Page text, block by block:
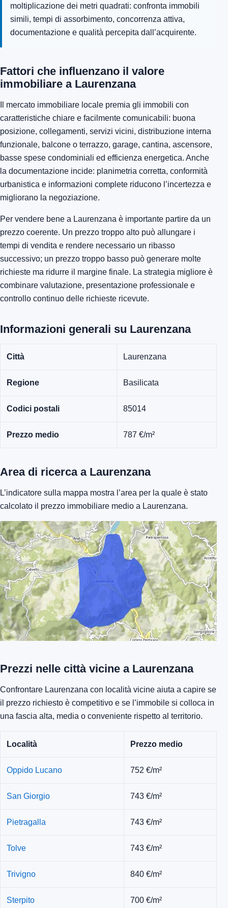
moltiplicazione dei metri quadrati: confronta immobili
simili, tempi di assorbimento, concorrenza attiva,
documentazione e qualità percepita dall’acquirente.
Fattori che influenzano il valore
immobiliare a Laurenzana
Il mercato immobiliare locale premia gli immobili con
caratteristiche chiare e facilmente comunicabili: buona
posizione, collegamenti, servizi vicini, distribuzione interna
funzionale, balcone o terrazzo, garage, cantina, ascensore,
basse spese condominiali ed efficienza energetica. Anche
la documentazione incide: planimetria corretta, conformità
urbanistica e informazioni complete riducono l’incertezza e
migliorano la negoziazione.
Per vendere bene a Laurenzana è importante partire da un
prezzo coerente. Un prezzo troppo alto può allungare i
tempi di vendita e rendere necessario un ribasso
successivo; un prezzo troppo basso può generare molte
richieste ma ridurre il margine finale. La strategia migliore è
combinare valutazione, presentazione professionale e
controllo continuo delle richieste ricevute.
Informazioni generali su Laurenzana
Città Laurenzana
Regione Basilicata
Codici postali 85014
Prezzo medio 787 €/m²
Area di ricerca a Laurenzana
L’indicatore sulla mappa mostra l’area per la quale è stato
calcolato il prezzo immobiliare medio a Laurenzana.
Prezzi nelle città vicine a Laurenzana
Confrontare Laurenzana con località vicine aiuta a capire se
il prezzo richiesto è competitivo e se l’immobile si colloca in
una fascia alta, media o conveniente rispetto al territorio.
Località Prezzo medio
Oppido Lucano 752 €/m²
San Giorgio 743 €/m²
Pietragalla 743 €/m²
Tolve 743 €/m²
Trivigno 840 €/m²
Sterpito 700 €/m²